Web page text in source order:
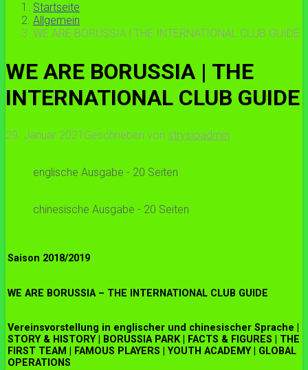
Startseite
Allgemein
WE ARE BORUSSIA | THE INTERNATIONAL CLUB GUIDE
WE ARE BORUSSIA | THE
INTERNATIONAL CLUB GUIDE
29. Januar 2021 Geschrieben von strysioadmin
englische Ausgabe - 20 Seiten
chinesische Ausgabe - 20 Seiten
Saison 2018/2019
WE ARE BORUSSIA – THE INTERNATIONAL CLUB GUIDE
Vereinsvorstellung in englischer und chinesischer Sprache |
STORY & HISTORY | BORUSSIA PARK | FACTS & FIGURES | THE
FIRST TEAM | FAMOUS PLAYERS | YOUTH ACADEMY | GLOBAL
OPERATIONS